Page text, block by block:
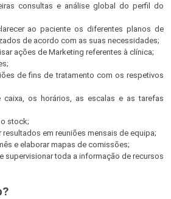
consultas e análise global do perfil do
ao paciente os diferentes planos de
de acordo com as suas necessidades;
ações de Marketing referentes à clínica;
de fins de tratamento com os respetivos
os horários, as escalas e as tarefas
stock;
resultados em reuniões mensais de equipa;
e elaborar mapas de comissões;
supervisionar toda a informação de recursos